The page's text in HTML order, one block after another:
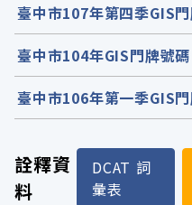
詮釋資
料
DCAT 詞
彙表
臺中市107年第四季GIS
臺中市104年GIS門牌號碼
臺中市106年第一季GIS